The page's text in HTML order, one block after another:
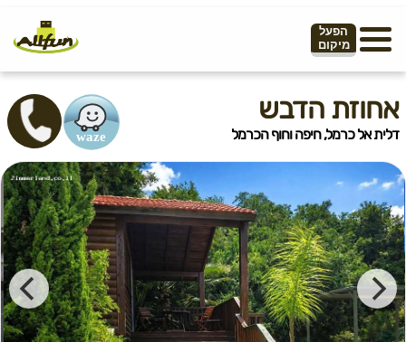
הפעל
מיקום
אחוזת הדבש
דלית אל כרמל, חיפה וחוף הכרמל